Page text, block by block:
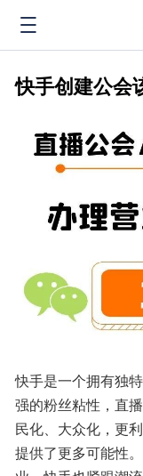
快手创建公会
快手是一个拥有独
强的粉丝粘性，直
民化、大众化，更
提供了更多可能性